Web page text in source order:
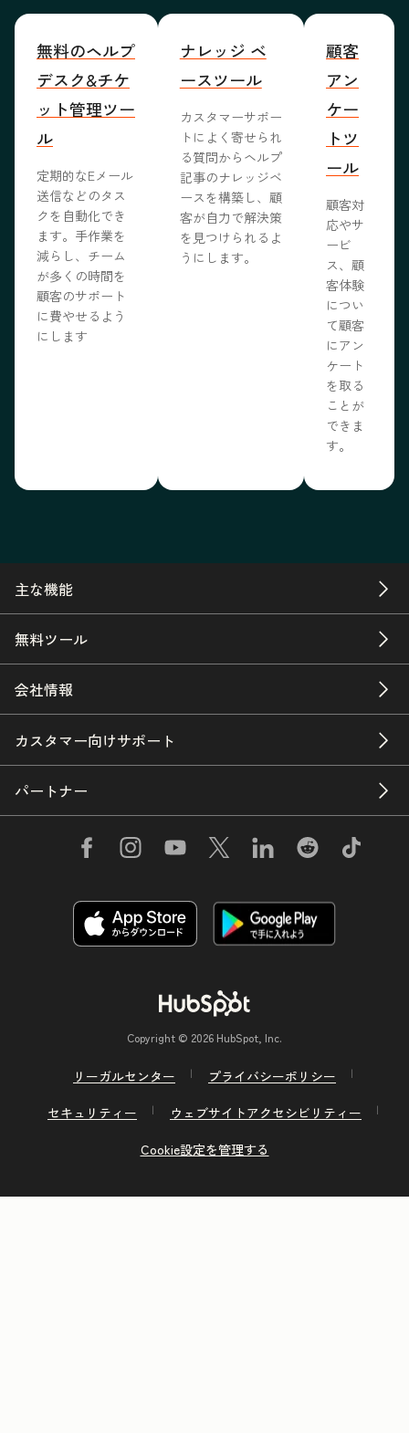
無料のヘルプ
デスク&チケ
ット管理ツー
ル
定期的なEメール
送信などのタス
クを自動化でき
ます。手作業を
減らし、チーム
が多くの時間を
顧客のサポート
に費やせるよう
にします
ナレッジ ベ
ースツール
カスタマーサポー
トによく寄せられ
る質問からヘルプ
記事のナレッジベ
ースを構築し、顧
客が自力で解決策
を見つけられるよ
うにします。
顧客
アン
ケー
トツ
ール
顧客対
応やサ
ービ
ス、顧
客体験
につい
て顧客
にアン
ケート
を取る
ことが
できま
す。
主な機能
無料ツール
会社情報
カスタマー向けサポート
パートナー
Copyright © 2026 HubSpot, Inc.
リーガルセンター
プライバシーポリシー
セキュリティー
ウェブサイトアクセシビリティー
Cookie設定を管理する